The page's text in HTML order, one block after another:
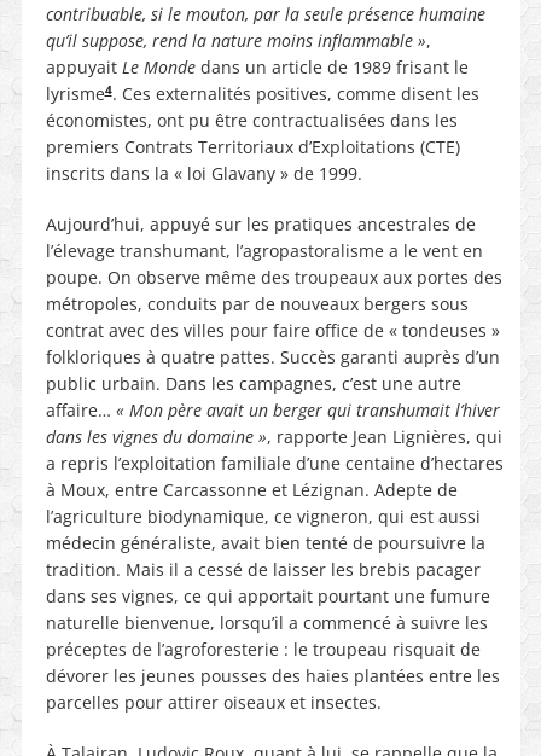
contribuable, si le mouton, par la seule présence humaine
qu’il suppose, rend la nature moins inflammable »,
appuyait Le Mondedans un article de 1989 frisant le
lyrisme4. Ces externalités positives, comme disent les
économistes, ont pu être contractualisées dans les
premiers Contrats Territoriaux d’Exploitations (CTE)
inscrits dans la « loi Glavany » de 1999.
Aujourd’hui, appuyé sur les pratiques ancestrales de
l’élevage transhumant, l’agropastoralisme a le vent en
poupe. On observe même des troupeaux aux portes des
métropoles, conduits par de nouveaux bergers sous
contrat avec des villes pour faire office de « tondeuses »
folkloriques à quatre pattes. Succès garanti auprès d’un
public urbain. Dans les campagnes, c’est une autre
affaire… « Mon père avait un berger qui transhumait l’hiver
dans les vignes du domaine », rapporte Jean Lignières, qui
a repris l’exploitation familiale d’une centaine d’hectares
à Moux, entre Carcassonne et Lézignan. Adepte de
l’agriculture biodynamique, ce vigneron, qui est aussi
médecin généraliste, avait bien tenté de poursuivre la
tradition. Mais il a cessé de laisser les brebis pacager
dans ses vignes, ce qui apportait pourtant une fumure
naturelle bienvenue, lorsqu’il a commencé à suivre les
préceptes de l’agroforesterie : le troupeau risquait de
dévorer les jeunes pousses des haies plantées entre les
parcelles pour attirer oiseaux et insectes.